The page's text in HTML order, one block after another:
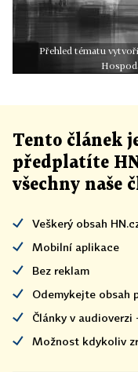
Přehled tématu
Tento článek
předplatíte
všechny naše
Veškerý obsah
Mobilní aplikace
Bez reklam
Odemykejte obsah
Články v audioverzi
Možnost kdykoliv